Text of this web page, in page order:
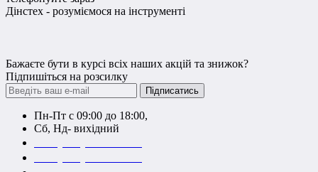
Дінстех - розуміємося на інструменті
Бажаєте бути в курсі всіх наших акцій та знижок?
Підпишіться на розсилку
Підписатись
Пн-Пт с 09:00 до 18:00,
Сб, Нд- вихідний